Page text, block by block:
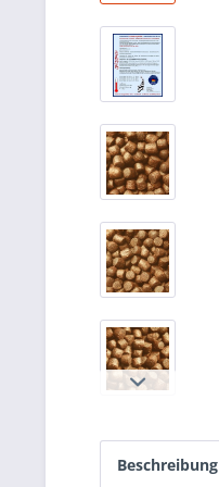
Beschreibung